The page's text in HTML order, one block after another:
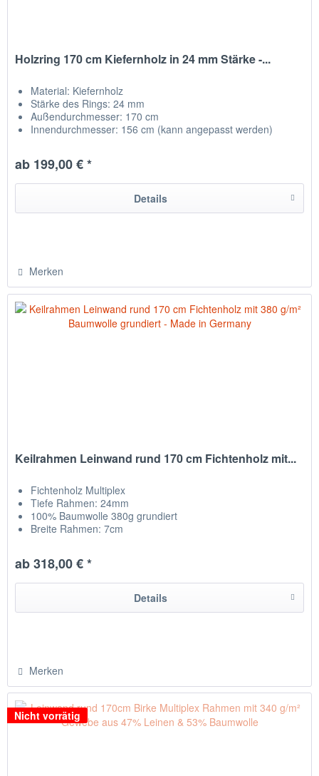
Holzring 170 cm Kiefernholz in 24 mm Stärke -...
Material: Kiefernholz
Stärke des Rings: 24 mm
Außendurchmesser: 170 cm
Innendurchmesser: 156 cm (kann angepasst werden)
ab 199,00 € *
Details
Merken
Keilrahmen Leinwand rund 170 cm Fichtenholz mit...
Fichtenholz Multiplex
Tiefe Rahmen: 24mm
100% Baumwolle 380g grundiert
Breite Rahmen: 7cm
hergestellt in Chemnitz / Deutschland
ab 318,00 € *
Details
Merken
Nicht vorrätig